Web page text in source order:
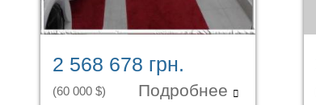
2 568 678 грн.
(60 000 $) Подробнее